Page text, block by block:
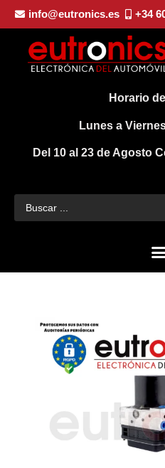
info@eutronics.es +34
Horario
Lunes a
Del 10 al 23 de Agosto